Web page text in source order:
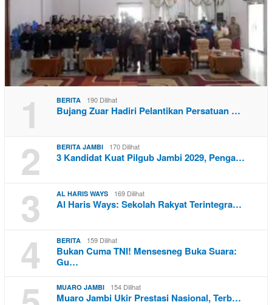
1 BERITA 190 Dilihat
Bujang Zuar Hadiri Pelantikan Persatuan …
2 BERITA JAMBI 170 Dilihat
3 Kandidat Kuat Pilgub Jambi 2029, Penga…
3 AL HARIS WAYS 169 Dilihat
Al Haris Ways: Sekolah Rakyat Terintegra…
4 BERITA 159 Dilihat
Bukan Cuma TNI! Mensesneg Buka Suara:
Gu…
MUARO JAMBI 154 Dilihat
Muaro Jambi Ukir Prestasi Nasional, Terb…